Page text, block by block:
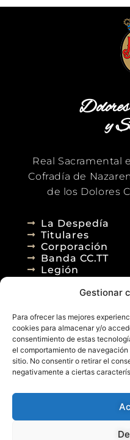
Gestionar
Para ofrecer las mejores
cookies para almacenar y/o
consentimiento de estas
el comportamiento de
sitio. No consentir o retirar el
negativamente a ciertas
y
Real Sacramental
Cofradía de
de los Dolores
La Despedía
Titulares
Corporación
Banda CC.TT
Legión
Agenda
Blog
Contacto